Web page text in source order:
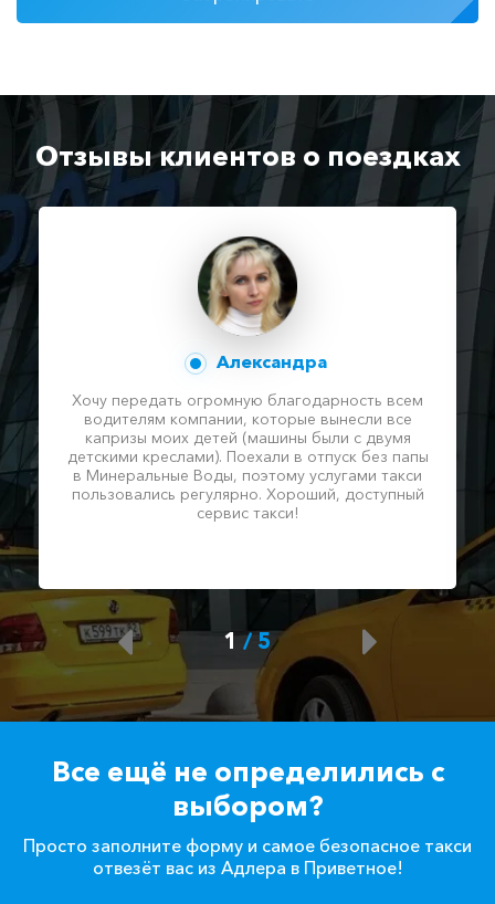
Отзывы клиентов о поездках
Александра
Хочу передать огромную благодарность всем
водителям компании, которые вынесли все
капризы моих детей (машины были с двумя
детскими креслами). Поехали в отпуск без папы
в Минеральные Воды, поэтому услугами такси
пользовались регулярно. Хороший, доступный
сервис такси!
1/ 5
Все ещё не определились с
выбором?
Просто заполните форму и самое безопасное такси
отвезёт вас из Адлера в Приветное!